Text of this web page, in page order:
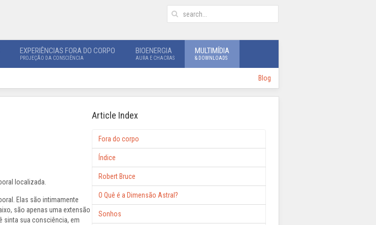
EXPERIÊNCIAS FORA DO CORPO
PROJEÇÃO DA CONSCIÊNCIA
BIOENERGIA
AURA E CHACRAS
MULTIMÍDIA
& DOWNLOADS
Blog
Article Index
Fora do corpo
Índice
Robert Bruce
O Quê é a Dimensão Astral?
Sonhos
localizada.
Elas são intimamente
são apenas uma extensão
sinta sua consciência, em